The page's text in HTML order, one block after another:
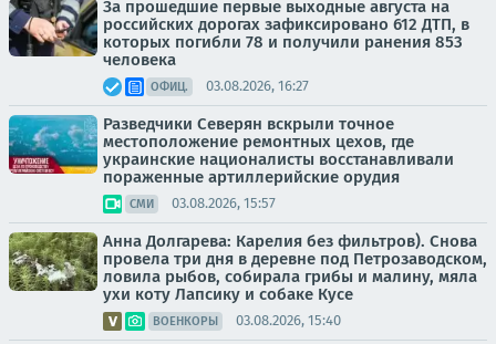
За прошедшие первые выходные августа на
российских дорогах зафиксировано 612 ДТП, в
которых погибли 78 и получили ранения 853
человека
ОФИЦ. 03.08.2026, 16:27
Разведчики Северян вскрыли точное
местоположение ремонтных цехов, где
украинские националисты восстанавливали
пораженные артиллерийские орудия
СМИ 03.08.2026, 15:57
Анна Долгарева: Карелия без фильтров). Снова
провела три дня в деревне под Петрозаводском,
ловила рыбов, собирала грибы и малину, мяла
ухи коту Лапсику и собаке Кусе
ВОЕНКОРЫ 03.08.2026, 15:40